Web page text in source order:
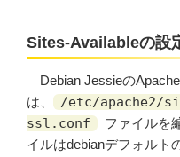
Sites-Availableの設
Debian Jessieの
は、
/etc/apache2/
ssl.conf ファイルを
イルはdebianデフォルト